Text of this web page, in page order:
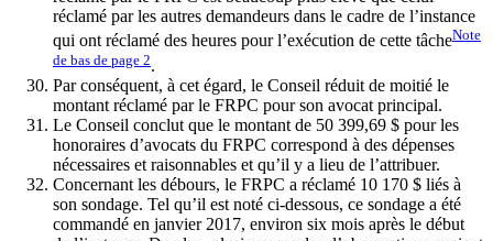
réclamé par les autres demandeurs dans le cadre de l’instance
qui ont réclamé des heures pour l’exécution de cette tâcheNote
de bas de page 2.
Par conséquent, à cet égard, le Conseil réduit de moitié le
montant réclamé par le FRPC pour son avocat principal.
Le Conseil conclut que le montant de 50 399,69 $ pour les
honoraires d’avocats du FRPC correspond à des dépenses
nécessaires et raisonnables et qu’il y a lieu de l’attribuer.
Concernant les débours, le FRPC a réclamé 10 170 $ liés à
son sondage. Tel qu’il est noté ci-dessous, ce sondage a été
commandé en janvier 2017, environ six mois après le début